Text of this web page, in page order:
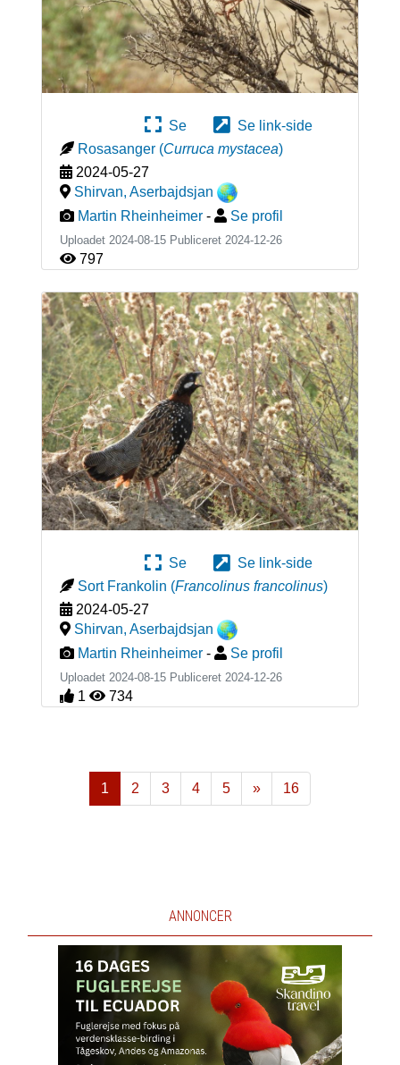
Se
Se link-side
Rosasanger (Curruca mystacea)
2024-05-27
Shirvan, Aserbajdsjan
Martin Rheinheimer - Se profil
Uploadet 2024-08-15 Publiceret 2024-12-26
797
Se
Se link-side
Sort Frankolin (Francolinus francolinus)
2024-05-27
Shirvan, Aserbajdsjan
Martin Rheinheimer - Se profil
Uploadet 2024-08-15 Publiceret 2024-12-26
1 734
1 2 3 4 5
»
Næste
16
ANNONCER